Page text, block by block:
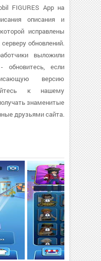
FIGURES App на
описания и
исправлены
обновлений.
выложили
если
версию
к нашему
знаменитые
друзьями сайта.